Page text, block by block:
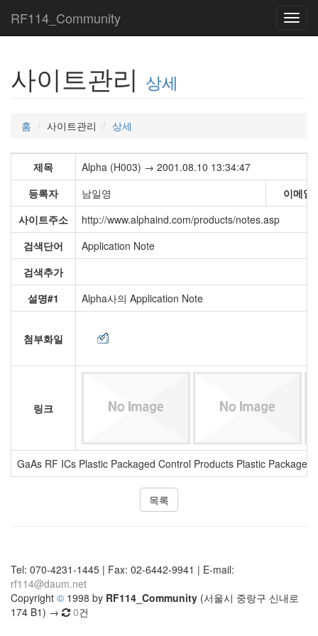
RF114_Community
사이트관리 상세
홈 사이트관리 상세
제목
Alpha (H003) → 2001.08.10 13:34:47
등록자
남일영
이메일
사이트주소
http://www.alphaind.com/products/notes.asp
검색단어
Application Note
검색추가
설명#1
Alpha사의 Application Note
첨부화일
링크
GaAs RF ICs Plastic Packaged Control Products Plastic
목록
Tel: 070-4231-1445 | Fax: 02-6442-9941 | E-mail:
rf114@daum.net
Copyright © 1998 by RF114_Community (서울시 중랑구 신내로
174 B1) →
0건